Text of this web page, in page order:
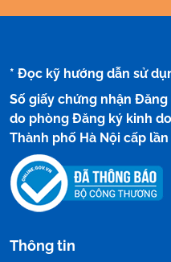
* Đọc kỹ hướng dẫn sử
Số giấy chứng nhận
do phòng Đăng ký kinh
Thành phố Hà Nội cấp
Thông tin